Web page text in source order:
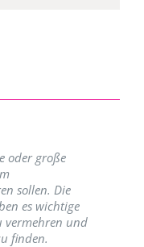
oder große
sollen. Die
es wichtige
vermehren und
finden.